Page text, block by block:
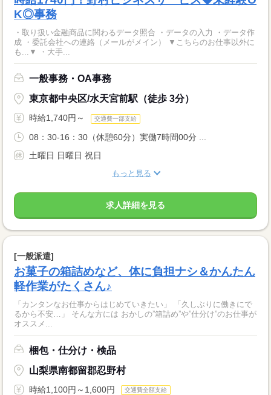
K◎事務
・取り扱い金融商品に関わるデータ照合 ・データの入力 ・データ作
成 ・委託会社への連絡（メールがメイン） ▼こちらのお仕事以外に
も...▼ ・大手...
一般事務・OA事務
東京都中央区/水天宮前駅（徒歩 3分）
時給1,740円～ 交通費一部支給
08：30-16：30（休憩60分）実働7時間00分 ...
土曜日 日曜日 祝日
もっと見る
求人詳細を見る
[一般派遣]
お菓子の箱詰めなど、体に負担ナシ＆かんたん
軽作業がたくさん♪
「カンタンなお仕事からはじめていきたい」 「久しぶりに働きにで
るから不安…」 そんな方には おかしの”箱詰め”や”仕分け”のお仕事が
オススメ...
梱包・仕分け・検品
山梨県南都留郡忍野村
時給1,100円～1,600円 交通費全額支給